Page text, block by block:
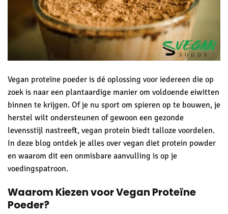
Vegan proteïne poeder is dé oplossing voor iedereen die op
zoek is naar een plantaardige manier om voldoende eiwitten
binnen te krijgen. Of je nu sport om spieren op te bouwen, je
herstel wilt ondersteunen of gewoon een gezonde
levensstijl nastreeft, vegan protein biedt talloze voordelen.
In deze blog ontdek je alles over vegan diet protein powder
en waarom dit een onmisbare aanvulling is op je
voedingspatroon.
Waarom Kiezen voor Vegan Proteïne
Poeder?